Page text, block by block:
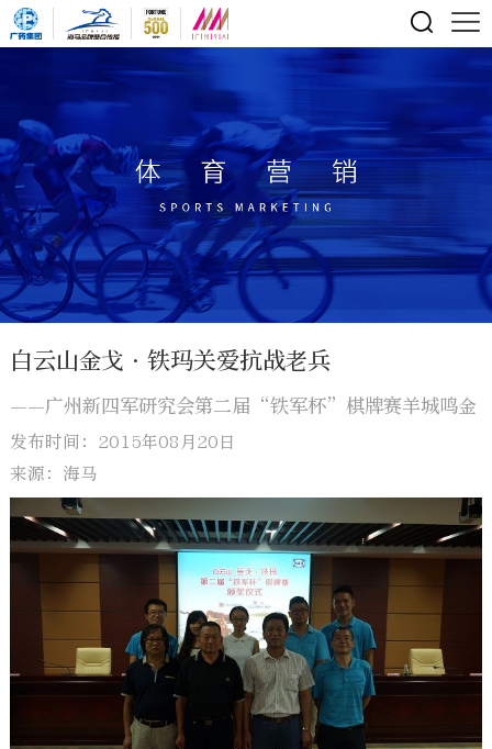
白云山金戈•铁玛关爱抗战老兵
——广州新四军研究会第二届“铁军杯”棋牌赛羊城鸣金
发布时间：2015年08月20日
来源：海马